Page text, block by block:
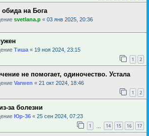
на Бога
svetlana.p « 03 янв 2025, 20:36
Тиша « 19 ноя 2024, 23:15
1 2
не помогает, одиночество. Устала
Varwen « 21 окт 2024, 18:46
1 2
за болезни
Юр-36 « 25 сен 2024, 07:23
1 14 15 16 17